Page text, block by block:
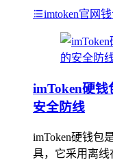
imtoken官网
imToken硬钱
安全防线
imToken硬钱包
具，它采用离